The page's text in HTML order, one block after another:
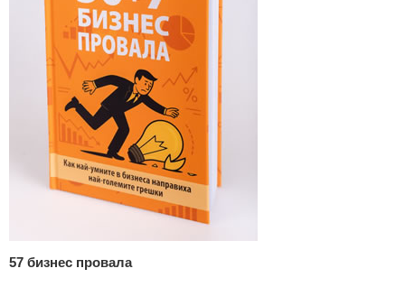
57 бизнес провала